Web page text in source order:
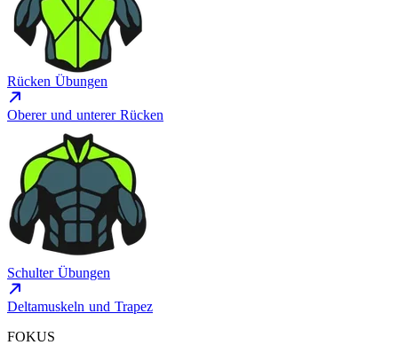
Rücken Übungen
Oberer und unterer Rücken
Schulter Übungen
Deltamuskeln und Trapez
FOKUS